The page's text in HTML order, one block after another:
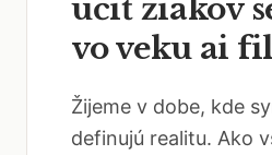
učiť žiakov
vo veku ai
Žijeme v dobe, kde
definujú realitu. Ako